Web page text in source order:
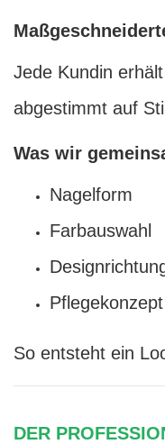
Jede Kundin
abgestimmt auf
Was wir
Nagelform
Farbauswahl
Pflegekonzept
So entsteht ein
DER